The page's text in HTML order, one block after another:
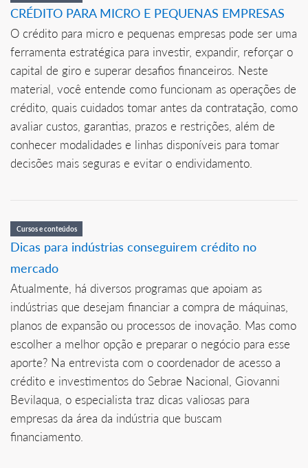
CRÉDITO PARA MICRO E PEQUENAS EMPRESAS
O crédito para micro e pequenas empresas pode ser uma
ferramenta estratégica para investir, expandir, reforçar o
capital de giro e superar desafios financeiros. Neste
material, você entende como funcionam as operações de
crédito, quais cuidados tomar antes da contratação, como
avaliar custos, garantias, prazos e restrições, além de
conhecer modalidades e linhas disponíveis para tomar
decisões mais seguras e evitar o endividamento.
Cursos e conteúdos
Dicas para indústrias conseguirem crédito no
mercado
Atualmente, há diversos programas que apoiam as
indústrias que desejam financiar a compra de máquinas,
planos de expansão ou processos de inovação. Mas como
escolher a melhor opção e preparar o negócio para esse
aporte? Na entrevista com o coordenador de acesso a
crédito e investimentos do Sebrae Nacional, Giovanni
Bevilaqua, o especialista traz dicas valiosas para
empresas da área da indústria que buscam
financiamento.